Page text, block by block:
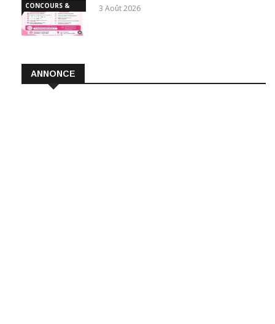
CONCOURS &
EMPLOI
3 Août 2026
ANNONCE